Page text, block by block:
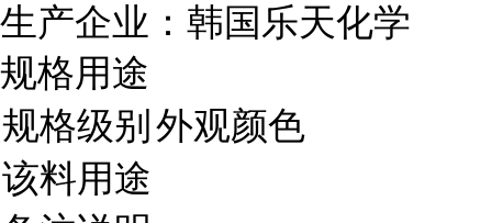
生产企业：韩国乐天化学
规格用途
规格级别 外观颜色
该料用途